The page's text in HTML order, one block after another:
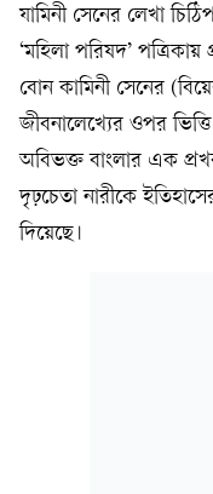
যামিনী সেনের লেখা
‘মহিলা পরিষদ’
বোন কামিনী সেনের
জীবনালেখ্যের ওপর
অবিভক্ত বাংলার এক
দৃঢ়চেতা নারীকে
দিয়েছে।